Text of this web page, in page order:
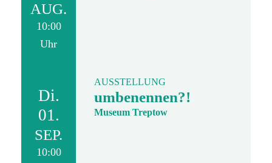
AUG.
10:00
Uhr
Di.
01.
SEP.
10:00
AUSSTELLUNG
umbenennen?!
Museum Treptow